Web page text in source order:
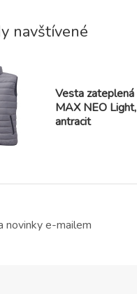
navštívené
Vesta zateplená
MAX NEO Light,
antracit
novinky e-mailem